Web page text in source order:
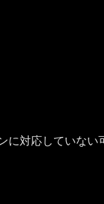
対応していない